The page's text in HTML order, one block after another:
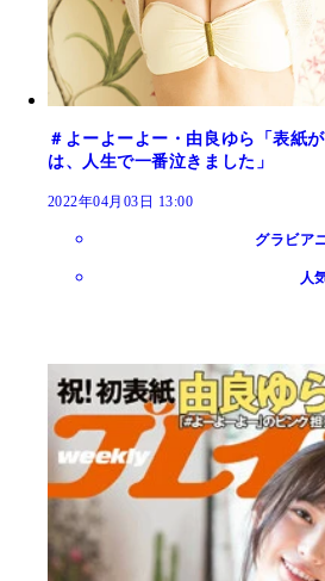
＃よーよーよー・由良ゆら「表紙
は、人生で一番泣きました」
2022年04月03日 13:00
グラビア
人